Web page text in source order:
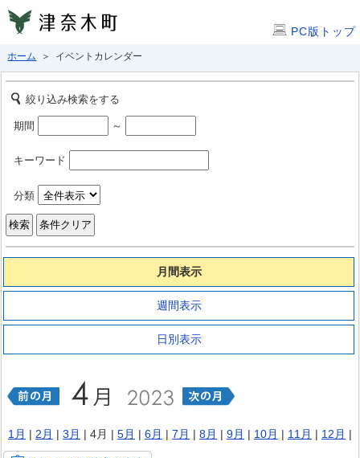
PC版トップ
ホーム ＞ イベントカレンダー
絞り込み検索をする
期間 ～
キーワード
分類
月間表示
週間表示
日別表示
1月 | 2月 | 3月 | 4月 | 5月 | 6月 | 7月 | 8月 | 9月 | 10月 | 11月 | 12月 |